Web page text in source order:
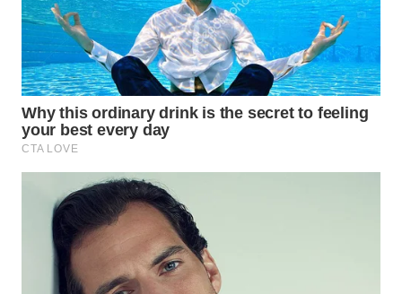
WAHANA
INFRASTRUKTUR
WAHANA
KONSUMEN
WAHANA
LISTRIK
WAHANA
TRAVEL